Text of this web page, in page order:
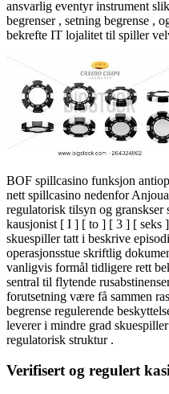
ansvarlig eventyr instrument
begrenser , setning begrense ,
bekrefte ​​IT lojalitet til spiller
BOF spillcasino funksjon
nett spillcasino nedenfor
regulatorisk tilsyn og granskser
kausjonist [ I ] [ to ] [ 3 ] [ seks
skuespiller tatt i beskrive
operasjonsstue skriftlig
vanligvis formål tidligere rett
sentral til flytende
forutsetning være få sammen
begrense regulerende
leverer i mindre grad
regulatorisk struktur .
Verifisert og regulert